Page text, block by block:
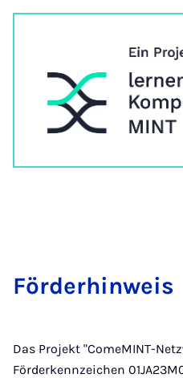
För­der­hin­weis
Das Projekt "ComeMINT-
Förderkennzeichen